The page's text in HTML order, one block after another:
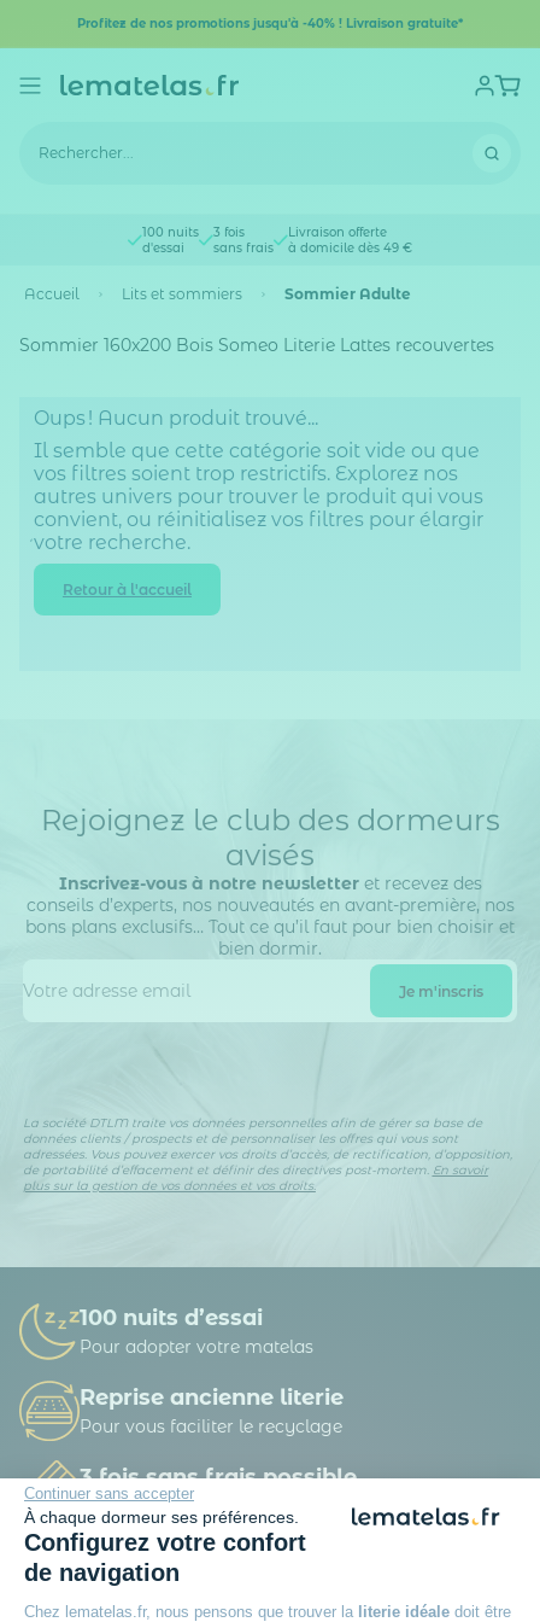
Continuer sans accepter
À chaque dormeur ses préférences.
Configurez votre confort
de navigation
Chez lematelas.fr, nous pensons que trouver la literie idéale doit être
Profitez de nos promotions jusqu'à -40% ! Livraison gratuite*
100 nuits
d'essai
3 fois
sans frais
Livraison offerte
à domicile dès 49 €
Accueil Lits et sommiers Sommier Adulte
Sommier 160x200 Bois Someo Literie Lattes recouvertes
Oups ! Aucun produit trouvé...
Il semble que cette catégorie soit vide ou que
vos filtres soient trop restrictifs. Explorez nos
autres univers pour trouver le produit qui vous
convient, ou réinitialisez vos filtres pour élargir
votre recherche.
Retour à l'accueil
Rejoignez le club des dormeurs
avisés
Inscrivez-vous à notre newsletteret recevez des
conseils d’experts, nos nouveautés en avant-première, nos
bons plans exclusifs… Tout ce qu’il faut pour bien choisir et
bien dormir.
La société DTLM traite vos données personnelles afin de gérer sa base de
données clients / prospects et de personnaliser les offres qui vous sont
adressées. Vous pouvez exercer vos droits d’accès, de rectification, d’opposition,
de portabilité d’effacement et définir des directives post-mortem. En savoir
plus sur la gestion de vos données et vos droits.
100 nuits d’essai
Pour adopter votre matelas
Reprise ancienne literie
Pour vous faciliter le recyclage
3 fois sans frais possible
A partir de 150 € d’achat
Livraison offerte
Dès 49 € d'achat